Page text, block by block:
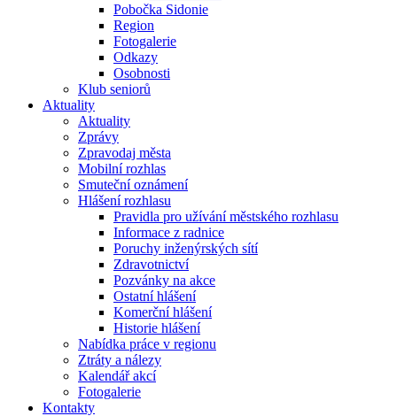
Pobočka Sidonie
Region
Fotogalerie
Odkazy
Osobnosti
Klub seniorů
Aktuality
Aktuality
Zprávy
Zpravodaj města
Mobilní rozhlas
Smuteční oznámení
Hlášení rozhlasu
Pravidla pro užívání městského rozhlasu
Informace z radnice
Poruchy inženýrských sítí
Zdravotnictví
Pozvánky na akce
Ostatní hlášení
Komerční hlášení
Historie hlášení
Nabídka práce v regionu
Ztráty a nálezy
Kalendář akcí
Fotogalerie
Kontakty